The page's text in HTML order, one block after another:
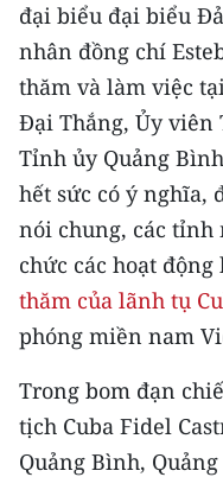
Media Pháp luật
Media Du lịch
Media Thế giới
Media Thể thao
Media Giáo dục
Media Y tế
Media Khoa học -
Media Môi trường
Ảnh
đại biểu đại biểu
nhân đồng chí
thăm và làm việc
Đại Thắng, Ủy
Tỉnh ủy Quảng
hết sức có ý nghĩa,
nói chung, các
chức các hoạt
thăm của lãnh tụ
phóng miền nam
Trong bom đạn
tịch Cuba Fidel
Quảng Bình,